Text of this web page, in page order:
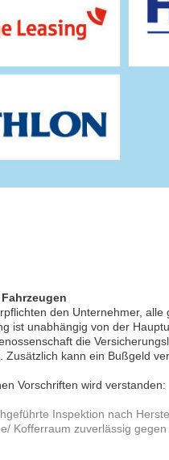
den Unternehmer,
ist unabhängig von der
die
kann ein Bußgeld
Vorschriften wird verstanden:
Inspektion nach
Kofferraum zuverlässig